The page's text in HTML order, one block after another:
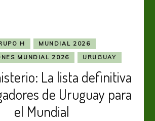
H
MUNDIAL 2026
MUNDIAL 2026
URUGUAY
La lista definitiva
de Uruguay para
el Mundial